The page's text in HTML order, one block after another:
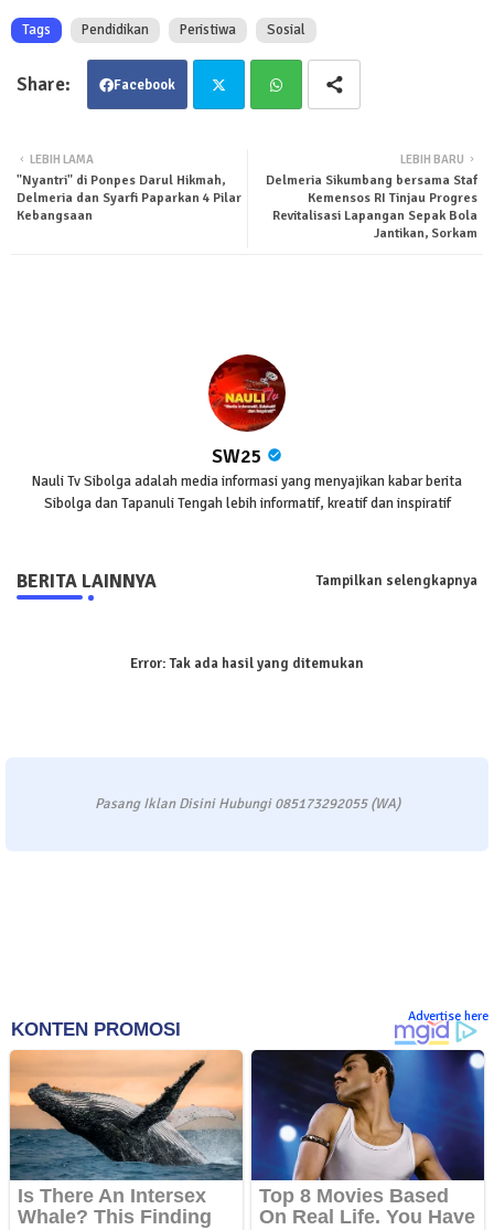
Tags Pendidikan Peristiwa Sosial
Facebook
ter tsa
LEBIH BARU
Delmeria Sikumbang bersama Staf
Kemensos RI Tinjau Progres
Revitalisasi Lapangan Sepak Bola
Jantikan, Sorkam
LEBIH LAMA
"Nyantri" di Ponpes Darul Hikmah,
Delmeria dan Syarfi Paparkan 4 Pilar
Kebangsaan
SW25
Nauli Tv Sibolga adalah media informasi yang menyajikan kabar berita
Sibolga dan Tapanuli Tengah lebih informatif, kreatif dan inspiratif
BERITA LAINNYA Tampilkan selengkapnya
Error:Tak ada hasil yang ditemukan
Pasang Iklan Disini Hubungi 085173292055 (WA)
Advertise here